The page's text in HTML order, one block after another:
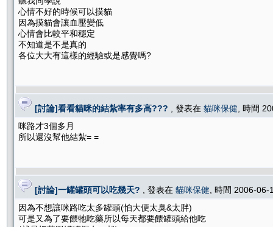
心情不好的時候可以摸貓
因為摸貓會讓血壓變低
心情會比較平和穩定
不知道是不是真的
各位大大有這樣的經驗或是感覺嗎?
[討論]看看貓咪的結紮率有多高??? , 發表在 貓咪保健 , 時間
咪路才3個多月
所以還沒幫他結紮= =
[討論]一罐罐頭可以吃幾天? , 發表在 貓咪保健 , 時間 2006-
因為不想讓咪路吃太多罐頭(怕大便太臭&太胖)
可是又為了要餵牠吃藥所以每天都要餵罐頭給他吃